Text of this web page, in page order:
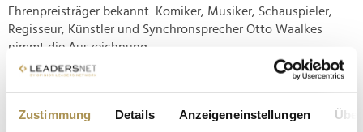
Zustimmung Details Anzeigeneinstellungen
Ehrenpreisträger bekannt: Komiker, Musiker, Schauspieler,
Regisseur, Künstler und Synchronsprecher Otto Waalkes
nimmt die Auszeichnung...
MTV Video Music Awards kündigen neue Stars an
NEWS | 27.08.2025